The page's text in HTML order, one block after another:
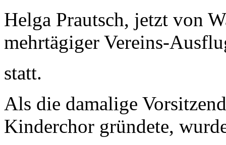
Helga Prautsch, jetzt von
mehrtägiger Vereins-
statt.
Als die damalige
Kinderchor gründete,